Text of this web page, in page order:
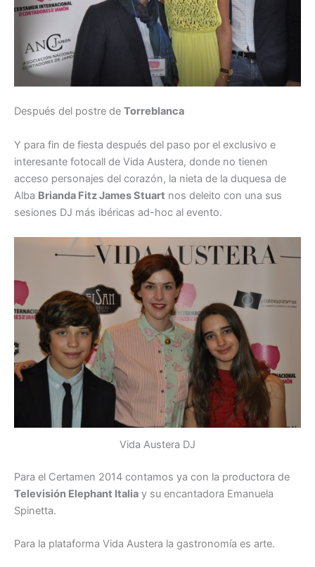
Después del postre de Torreblanca
Y para fin de fiesta después del paso por el exclusivo e
interesante fotocall de Vida Austera, donde no tienen
acceso personajes del corazón, la nieta de la duquesa de
Alba Brianda Fitz James Stuart nos deleito con una sus
sesiones DJ más ibéricas ad-hoc al evento.
Vida Austera DJ
Para el Certamen 2014 contamos ya con la productora de
Televisión Elephant Italia y su encantadora Emanuela
Spinetta.
Para la plataforma Vida Austera la gastronomía es arte.